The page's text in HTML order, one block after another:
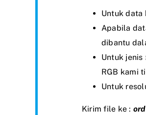
Untuk data
Apabila
dibantu
Untuk jenis
RGB kami
Untuk
Kirim file ke :